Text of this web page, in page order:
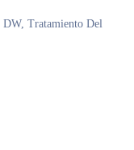
DW, Tratamiento Del